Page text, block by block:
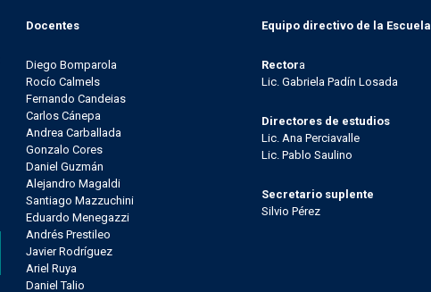
Docentes
Diego Bomparola
Rocío Calmels
Fernando Candeias
Carlos Cánepa
Andrea Carballada
Gonzalo Cores
Daniel Guzmán
Alejandro Magaldi
Santiago Mazzuchini
Eduardo Menegazzi
Andrés Prestileo
Javier Rodríguez
Ariel Ruya
Daniel Talio
Equipo directivo de la Escuela
Rectora
Lic. Gabriela Padín Losada
Directores de estudios
Lic. Ana Perciavalle
Lic. Pablo Saulino
Secretario suplente
Silvio Pérez